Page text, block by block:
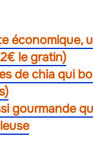
le gratin)
de chia qui
gourmande